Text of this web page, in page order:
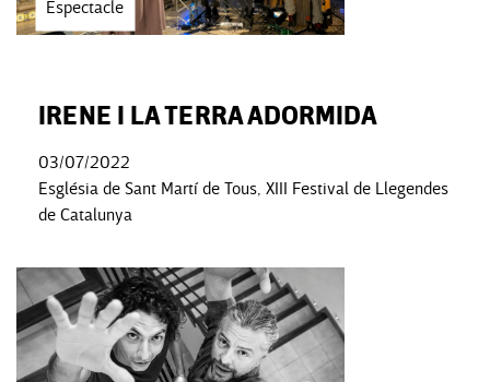
Espectacle
IRENE I LA TERRA ADORMIDA
03/07/2022
Església de Sant Martí de Tous, XIII Festival de Llegendes
de Catalunya